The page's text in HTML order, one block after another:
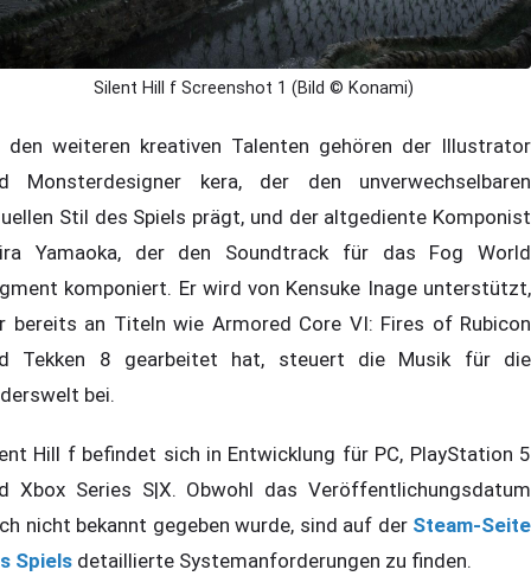
Silent Hill f Screenshot 1 (Bild © Konami)
den weiteren kreativen Talenten gehören der Illustrator
Monsterdesigner kera, der den unverwechselbaren
Stil des Spiels prägt, und der altgediente Komponist
Yamaoka, der den Soundtrack für das Fog World
komponiert. Er wird von Kensuke Inage unterstützt,
bereits an Titeln wie Armored Core VI: Fires of Rubicon
Tekken 8 gearbeitet hat, steuert die Musik für die
bei.
Hill f befindet sich in Entwicklung für PC, PlayStation 5
Xbox Series S|X. Obwohl das Veröffentlichungsdatum
nicht bekannt gegeben wurde, sind auf der Steam-Seite
Spiels detaillierte Systemanforderungen zu finden.